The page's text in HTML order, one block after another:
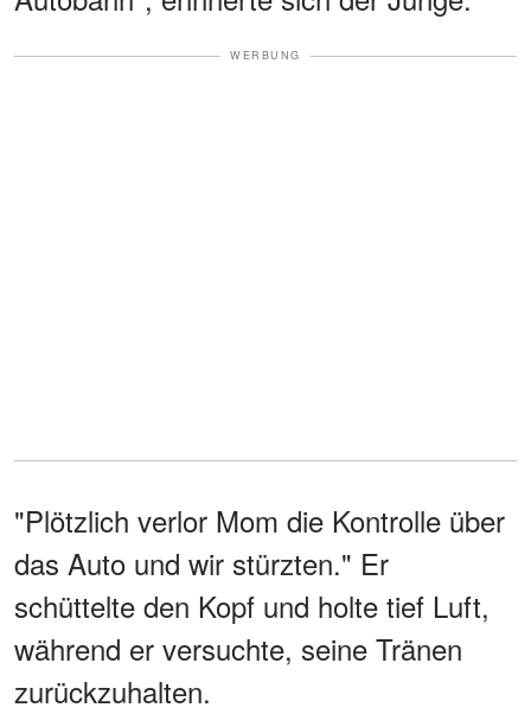
WERBUNG
"Plötzlich verlor Mom die Kontrolle über
das Auto und wir stürzten." Er
schüttelte den Kopf und holte tief Luft,
während er versuchte, seine Tränen
zurückzuhalten.